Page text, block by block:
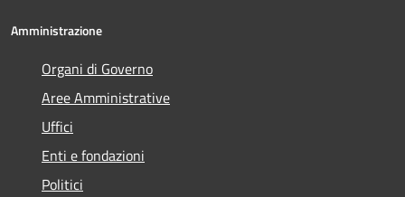
Amministrazione
Organi di Governo
Aree Amministrative
Uffici
Enti e fondazioni
Politici